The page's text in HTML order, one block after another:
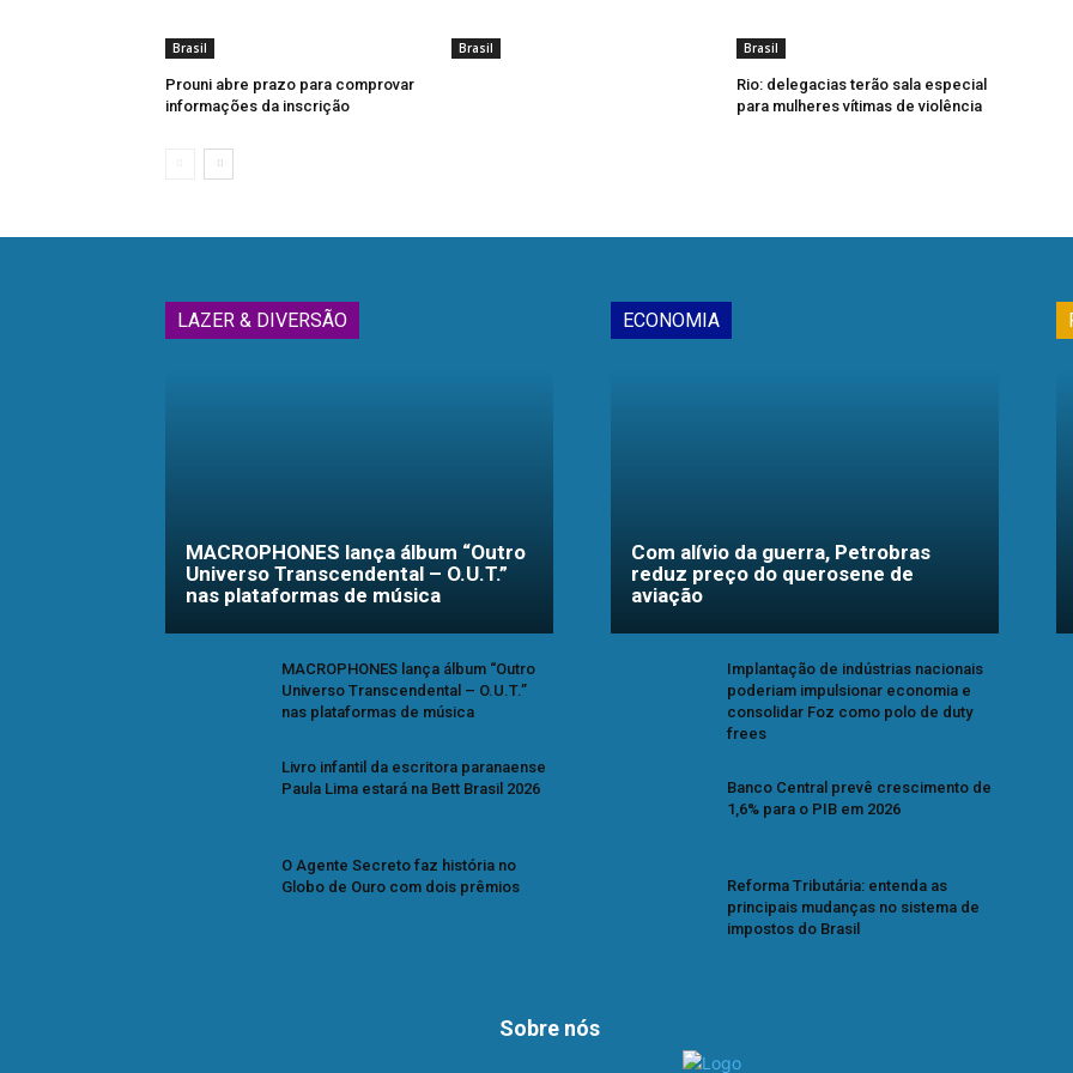
Brasil
Prouni abre prazo para comprovar
informações da inscrição
Brasil Brasil
Rio: delegacias terão sala especial
para mulheres vítimas de violência
LAZER & DIVERSÃO
MACROPHONES lança álbum “Outro
Universo Transcendental – O.U.T.”
nas plataformas de música
MACROPHONES lança álbum “Outro
Universo Transcendental – O.U.T.”
nas plataformas de música
Livro infantil da escritora paranaense
Paula Lima estará na Bett Brasil 2026
O Agente Secreto faz história no
Globo de Ouro com dois prêmios
ECONOMIA
Com alívio da guerra, Petrobras
reduz preço do querosene de
aviação
Implantação de indústrias nacionais
poderiam impulsionar economia e
consolidar Foz como polo de duty
frees
Banco Central prevê crescimento de
1,6% para o PIB em 2026
Reforma Tributária: entenda as
principais mudanças no sistema de
impostos do Brasil
Sobre nós